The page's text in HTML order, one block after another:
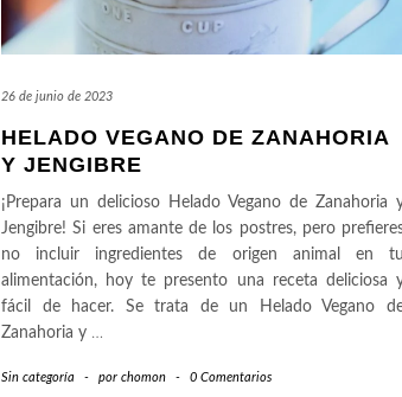
26 de junio de 2023
HELADO VEGANO DE ZANAHORIA
Y JENGIBRE
¡Prepara un delicioso Helado Vegano de Zanahoria
Jengibre! Si eres amante de los postres, pero
no incluir ingredientes de origen animal en tu
alimentación, hoy te presento una receta deliciosa
fácil de hacer. Se trata de un Helado Vegano
Zanahoria y …
Sin categoría - por chomon - 0 Comentarios